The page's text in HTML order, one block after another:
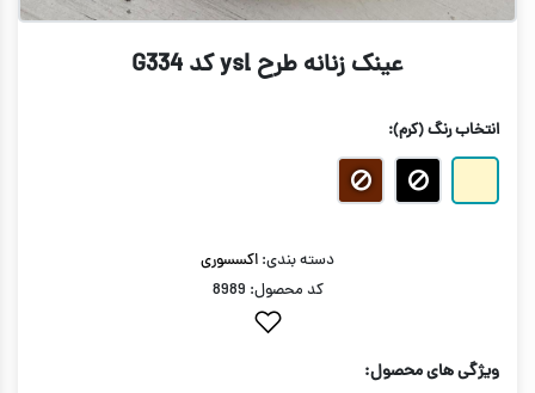
عینک زنانه طرح ysl کد G334
انتخاب رنگ(کرم):
دسته بندی: اکسسوری
کد محصول: 8989
ویژگی های محصول: